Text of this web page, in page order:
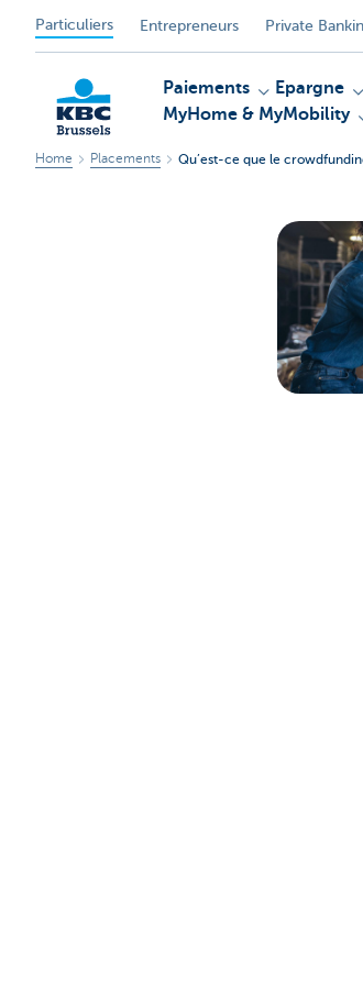
Particuliers Entrepreneurs Private
Paiements Epargne
MyHome & MyMobility
Home Placements Qu’est-ce que le